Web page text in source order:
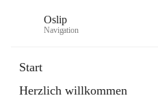
Oslip
Navigation
Start
Herzlich willkommen